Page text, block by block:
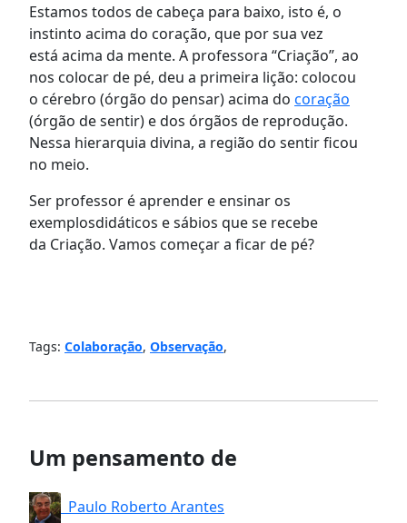
Estamos todos de cabeça para baixo, isto é, o
instinto acima do coração, que por sua vez
está acima da mente. A professora “Criação”, ao
nos colocar de pé, deu a primeira lição: colocou
o cérebro (órgão do pensar)acima do coração
(órgão de sentir) edos órgãos de reprodução.
Nessa hierarquia divina, a região do sentir ficou
no meio.
Ser professor é aprender e ensinar os
exemplosdidáticos e sábios que se recebe
da Criação. Vamos começar a ficar de pé?
Tags: Colaboração, Observação,
Um pensamento de
Paulo Roberto Arantes